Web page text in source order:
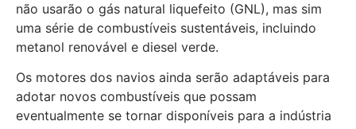
não usarão o gás natural liquefeito (GNL), mas sim
uma série de combustíveis sustentáveis, incluindo
metanol renovável e diesel verde.
Os motores dos navios ainda serão adaptáveis para
adotar novos combustíveis que possam
eventualmente se tornar disponíveis para a indústria